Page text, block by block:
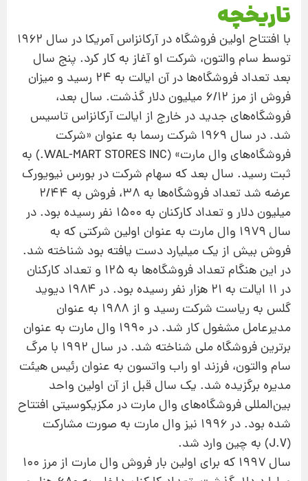
تاریخچه
با افتتاح اولین فروشگاه در آركانزاس آمریكا در سال ۱۹۶۲
توسط سام والتون، شركت او آغاز به كار كرد. پنج سال
بعد تعداد فروشگاه‌ها در آن ایالت به ۲۴ رسید و میزان
فروش از مرز ۶/۱۲ میلیون دلار گذشت. سال بعد،
فروشگاه‌های جدید در خارج از ایالت آركانزاس تاسیس
شد. در سال ۱۹۶۹ شركت رسما به عنوان «شركت
فروشگاه‌های وال مارت» (WAL-MART STORES INC.) به
ثبت رسید. سال بعد كه سهام شركت در بورس نیویورك
عرضه شد تعداد فروشگاه‌ها به ۳۸، فروش به ۲/۴۴
میلیون دلار و تعداد كاركنان به ۱۵۰۰ نفر رسیده بود. در
سال ۱۹۷۹ وال مارت به عنوان اولین شركتی كه به
فروش بیش از یك میلیارد دست یافته بود شناخته شد.
در این هنگام تعداد فروشگاه‌ها به ۱۲۵ و تعداد كاركنان
در ۱۱ ایالت به ۲۱ هزار نفر رسیده بود. در ۱۹۸۴ دیوید
گلس به ریاست شركت رسید و از ۱۹۸۸ به عنوان
مدیرعامل مشغول كار شد. در ۱۹۹۰ وال مارت به عنوان
برترین فروشگاه ملی شناخته شد. در سال ۱۹۹۲ با مرگ
سام والتون، فرزند او راب واتسون به عنوان رئیس هیئت
مدیره برگزیده شد. یك سال قبل از آن اولین واحد
بین‌المللی فروشگاه‌های وال مارت در مكزیكوسیتی افتتاح
شده بود. در ۱۹۹۶ نیز وال مارت به صورت مشاركت
(J.V) به چین وارد شد.
سال ۱۹۹۷ كه برای اولین بار فروش وال مارت از مرز ۱۰۰